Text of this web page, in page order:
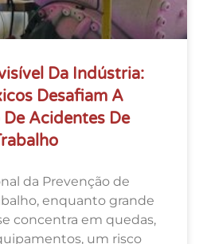
Da Indústria:
Desafiam A
De Acidentes De
da Prevenção de
enquanto grande
concentra em quedas,
um risco